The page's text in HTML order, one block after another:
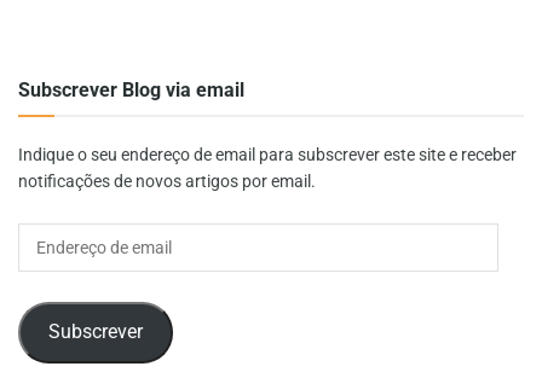
Subscrever Blog via email
Indique o seu endereço de email para subscrever este site e receber
notificações de novos artigos por email.
Endereço
Subscrever